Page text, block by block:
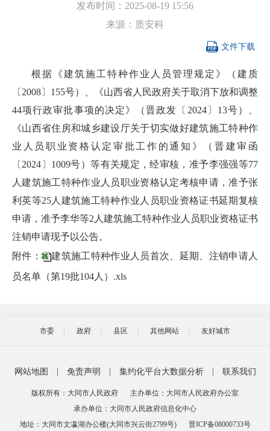
发布时间： 2025-08-19 15:56
来源： 质安科
 文件下载
根据《建筑施工特种作业人员管理规定》（建质
〔2008〕155号）、《山西省人民政府关于取消下放和调整
44项行政审批事项的决定》（晋政发〔2024〕13号）、
《山西省住房和城乡建设厅关于切实做好建筑施工特种作
业人员职业资格认定审批工作的通知》（晋建审函
〔2024〕1009号）等有关规定，经审核，准予李强强等77
人建筑施工特种作业人员职业资格认定考核申请，准予张
利英等25人建筑施工特种作业人员职业资格证书延期复核
申请，准予李华等2人建筑施工特种作业人员职业资格证书
注销申请现予以公告。
附件：
建筑施工特种作业人员首次、延期、注销申请人
员名单（第19批104人）.xls
市委 政府 县区 其他网站 友好城市
网站地图 免责声明 集约化平台大数据分析 联系我们
版权所有：大同市人民政府
主办单位：大同市人民政府办公室
承办单位：大同市人民政府信息化中心
地址：大同市文瀛湖办公楼(大同市兴云街2799号)
晋ICP备08000733号